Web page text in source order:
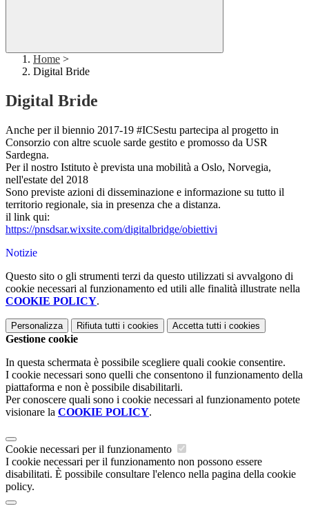
Home >
Digital Bride
Digital Bride
Anche per il biennio 2017-19 #ICSestu partecipa al progetto in
Consorzio con altre scuole sarde gestito e promosso da USR
Sardegna.
Per il nostro Istituto è prevista una mobilità a Oslo, Norvegia,
nell'estate del 2018
Sono previste azioni di disseminazione e informazione su tutto il
territorio regionale, sia in presenza che a distanza.
il link qui:
https://pnsdsar.wixsite.com/digitalbridge/obiettivi
Notizie
Questo sito o gli strumenti terzi da questo utilizzati si avvalgono di
cookie necessari al funzionamento ed utili alle finalità illustrate nella
COOKIE POLICY.
Personalizza Rifiuta tutti i cookies Accetta tutti i cookies
Gestione cookie
In questa schermata è possibile scegliere quali cookie consentire.
I cookie necessari sono quelli che consentono il funzionamento della
piattaforma e non è possibile disabilitarli.
Per conoscere quali sono i cookie necessari al funzionamento potete
visionare la COOKIE POLICY.
Cookie necessari per il funzionamento
I cookie necessari per il funzionamento non possono essere
disabilitati. È possibile consultare l'elenco nella pagina della cookie
policy.